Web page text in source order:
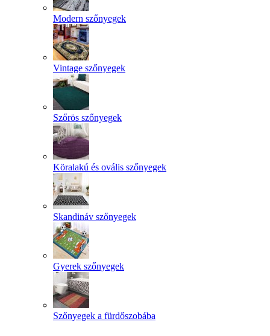
Modern szőnyegek
Vintage szőnyegek
Szőrös szőnyegek
Köralakú és ovális szőnyegek
Skandináv szőnyegek
Gyerek szőnyegek
Szőnyegek a fürdőszobába